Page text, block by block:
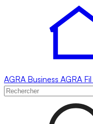
AGRA Business AGRA Fil